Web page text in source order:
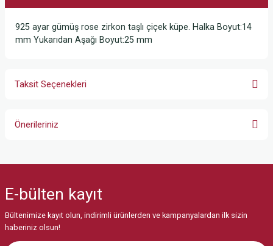
925 ayar gümüş rose zirkon taşlı çiçek küpe. Halka Boyut:14
mm Yukarıdan Aşağı Boyut:25 mm
Taksit Seçenekleri
Önerileriniz
Görüş ve önerileriniz için teşekkür ederiz.
Ürün resmi kalitesiz, bozuk veya görüntülenemiyor.
Ürün açıklamasında eksik bilgiler bulunuyor.
E-bülten kayıt
Bültenimize kayıt olun, indirimli ürünlerden ve kampanyalardan ilk sizin
haberiniz olsun!